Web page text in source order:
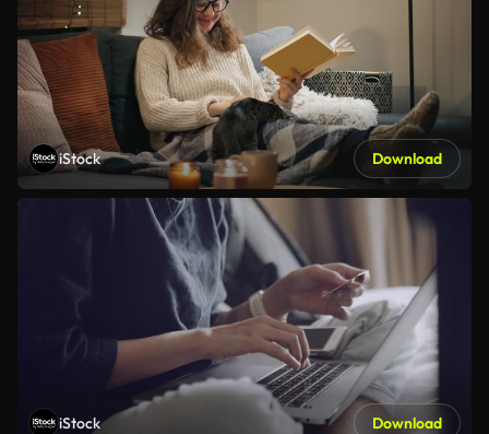
iStock Download
iStock Download